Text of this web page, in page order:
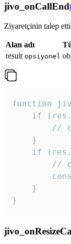
jivo_onCallEnd
Ziyaretçinin talep
Alan adı
result opsiyonel
function
if
//
    }
if
//
    }
}